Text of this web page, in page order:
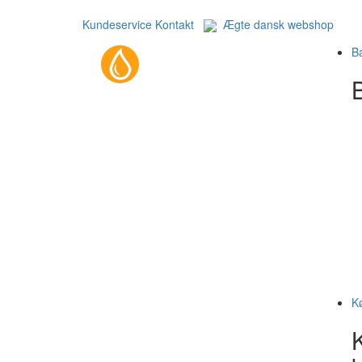
Kundeservice Kontakt
Ægte dansk webshop